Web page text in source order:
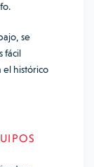
se
fácil
el histórico